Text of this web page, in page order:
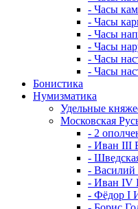
- Часы
- Часы
- Часы
- Часы
- Часы
- Часы
Бонистика
Нумизматика
Удельные
Московская
- 2
- Иван III
-
- Василий
- Иван IV
- Фёдор I